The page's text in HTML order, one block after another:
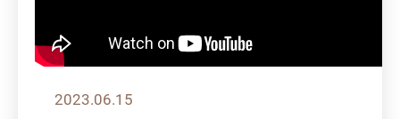
2023.06.15